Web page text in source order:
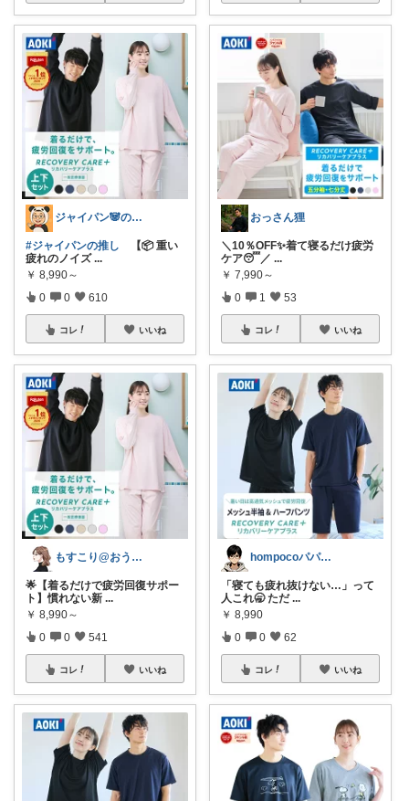
ジャイパン🐼の当直明け回復ROOM
#ジャイパンの推し 【📦 重い
疲れのノイズ ...
￥ 8,990～
0 0 610
コレ いいね
もすこり@おうち満喫＆外出頑張る
🌟【着るだけで疲労回復サポー
ト】慣れない新 ...
￥ 8,990～
0 0 541
コレ いいね
おっさん狸
＼10％OFF✨着て寝るだけ疲労
ケア😴／ ...
￥ 7,990～
0 1 53
コレ いいね
hompocoパパ🍫スイーツ❤️🎂
「寝ても疲れ抜けない…」って
人これ🥱 ただ ...
￥ 8,990
0 0 62
コレ いいね